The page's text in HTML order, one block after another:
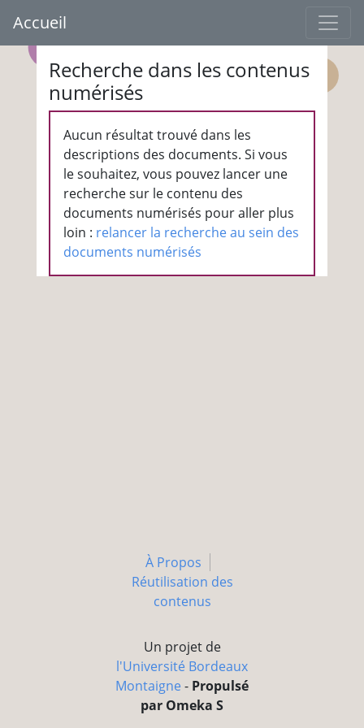
Accueil
Recherche dans les contenus
numérisés
Aucun résultat trouvé dans les
descriptions des documents. Si vous
le souhaitez, vous pouvez lancer une
recherche sur le contenu des
documents numérisés pour aller plus
loin : relancer la recherche au sein des
documents numérisés
À Propos
Réutilisation des
contenus
Un projet de
l'Université Bordeaux
Montaigne - Propulsé
par Omeka S